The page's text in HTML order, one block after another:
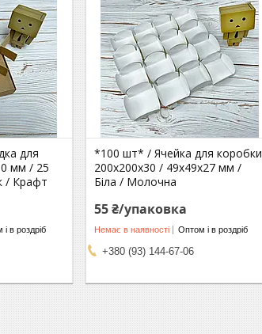
для
мм / 25
/ Крафт
в роздріб
*100 шт* / Ячейка для коробки
200х200х30 / 49х49х27 мм /
Біла / Молочна
55 ₴/упаковка
Немає в наявності Оптом і в роздріб
+380 (93) 144-67-06